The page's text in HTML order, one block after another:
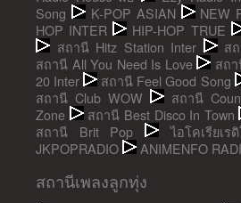
Song
K-POP ASIAN NEW
HOP INTER
HIP-HOP TRUE
สถานี Hitz Station Inter
ส
สถานี All You Need Is Love
สถ
20 Inter
สถานี Feel Good Song
สถานี Club WOW
สถานี
Zone
สถานี Best Disco In Town
สถานี Brit Pop
ไอโคเรียเ
JKPOPRADIO
ANIMENFO
สถานีเพลงลูกทุ่ง